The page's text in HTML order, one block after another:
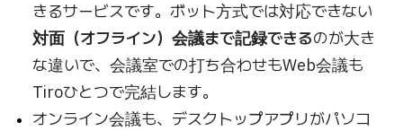
きるサービスです。ボット方式では対応できない
対面（オフライン）会議まで記録できるのが大き
な違いで、会議室での打ち合わせもWeb会議も
Tiroひとつで完結します。
オンライン会議も、デスクトップアプリがパソコ